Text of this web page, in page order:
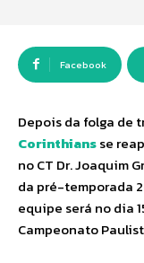
Facebook
Depois da folga de
Corinthiansse
no CT Dr. Joaquim
da pré-temporada
equipe será no dia
Campeonato